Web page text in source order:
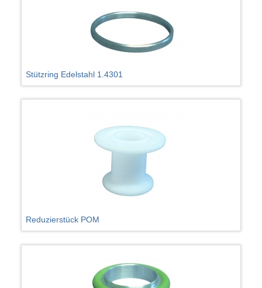
Stützring Edelstahl 1.4301
Reduzierstück POM